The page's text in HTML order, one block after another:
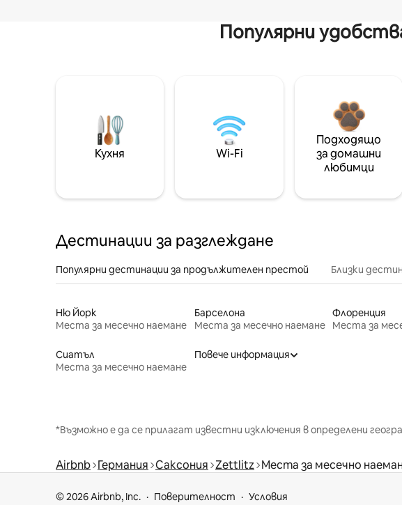
Популярни
Кухня Wi-Fi
Подходящо
за домашни
любимци
Дестинации за разглеждане
Популярни дестинации за продължителен престой Близки
Ню Йорк
Места за месечно наемане
Барселона
Места за месечно наемане
Флоренция
Места за
Сиатъл
Места за месечно наемане
Повече информация
*Възможно е да се прилагат известни изключения в определени
Airbnb Германия Саксония Zettlitz Места за месечно
© 2026 Airbnb, Inc. Поверителност Условия